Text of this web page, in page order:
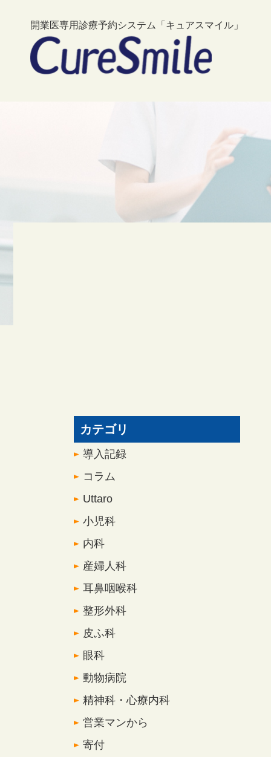
開業医専用診療予約システム「キュアスマイル」
カテゴリ
導入記録
コラム
Uttaro
小児科
内科
産婦人科
耳鼻咽喉科
整形外科
皮ふ科
眼科
動物病院
精神科・心療内科
営業マンから
寄付